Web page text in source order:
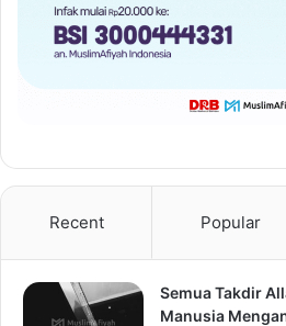
Recent Popular
Semua Takdir
Manusia